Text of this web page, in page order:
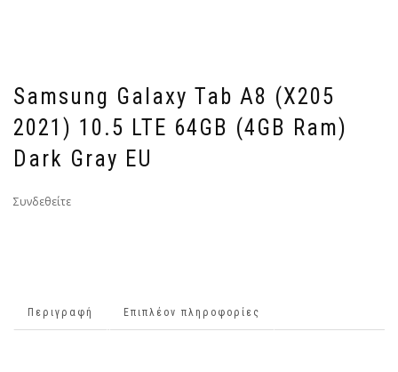
Samsung Galaxy Tab A8 (X205
2021) 10.5 LTE 64GB (4GB Ram)
Dark Gray EU
Συνδεθείτε
Περιγραφή Επιπλέον πληροφορίες